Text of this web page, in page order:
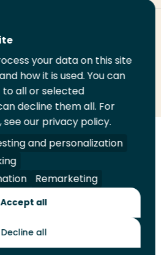
Print
deze
pagina
A-Z Index
Contact
your data on this site
how it is used. You can
all or selected
decline them all. For
our privacy policy.
and personalization
Remarketing
Accept all
Decline all